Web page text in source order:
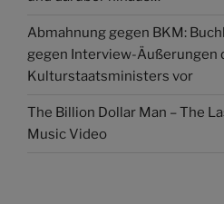
Abmahnung gegen BKM:
gegen Interview-Äußerungen
Kulturstaatsministers vor
The Billion Dollar Man – The
Music Video